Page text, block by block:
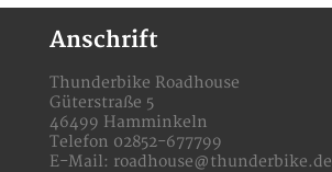
Anschrift
Thunderbike Roadhouse
Güterstraße 5
46499 Hamminkeln
Telefon 02852-677799
E-Mail: roadhouse@thunderbike.de